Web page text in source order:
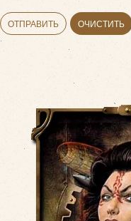
ОТПРАВИТЬ ОЧИСТИТЬ